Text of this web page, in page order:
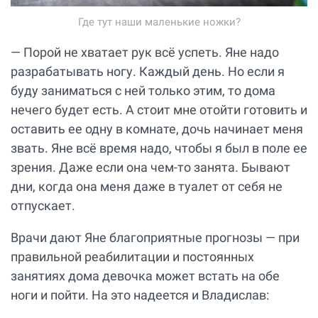
Где тут наши маленькие ножки?
— Порой не хватает рук всё успеть. Яне надо
разрабатывать ногу. Каждый день. Но если я
буду заниматься с ней только этим, то дома
нечего будет есть. А стоит мне отойти готовить и
оставить ее одну в комнате, дочь начинает меня
звать. Яне всё время надо, чтобы я был в поле ее
зрения. Даже если она чем-то занята. Бывают
дни, когда она меня даже в туалет от себя не
отпускает.
Врачи дают Яне благоприятные прогнозы — при
правильной реабилитации и постоянных
занятиях дома девочка может встать на обе
ноги и пойти. На это надеется и Владислав: